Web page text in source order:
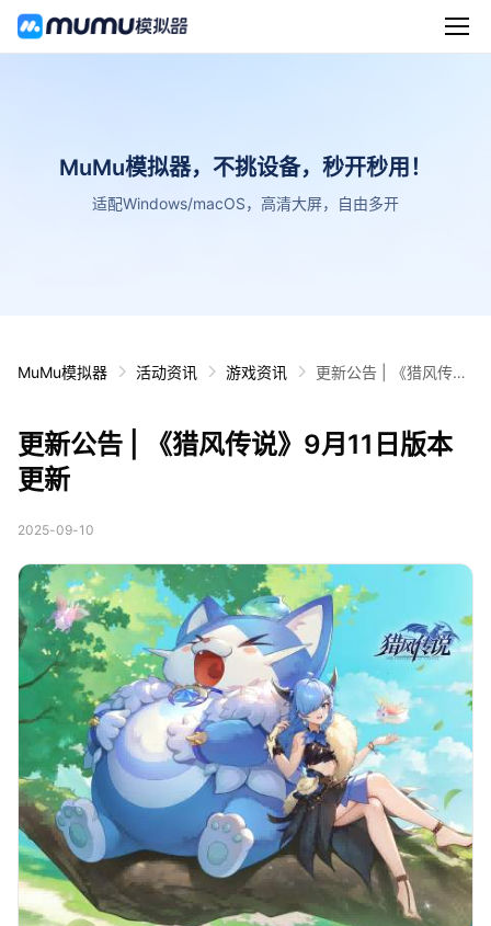
MuMu模拟器，不挑设备，秒开秒用！
适配Windows/macOS，高清大屏，自由多开
MuMu模拟器 活动资讯 游戏资讯
更新公告 | 《猎风传
更新公告 | 《猎风传说》9月11日版本
更新
2025-09-10